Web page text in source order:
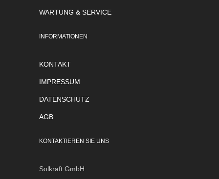
WARTUNG & SERVICE
INFORMATIONEN
KONTAKT
IMPRESSUM
DATENSCHUTZ
AGB
KONTAKTIEREN SIE UNS
Solkraft GmbH